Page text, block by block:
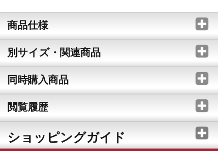
商品仕様
別サイズ・関連商品
同時購入商品
閲覧履歴
ショッピングガイド